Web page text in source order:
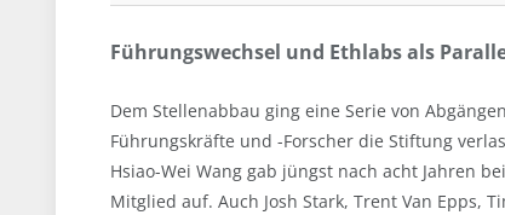
Führungswechsel und Ethlabs als
Dem Stellenabbau ging eine Serie von
Führungskräfte und -Forscher die Stiftung
Hsiao-Wei Wang gab jüngst nach acht Jahren
Mitglied auf. Auch Josh Stark, Trent Van Epps,